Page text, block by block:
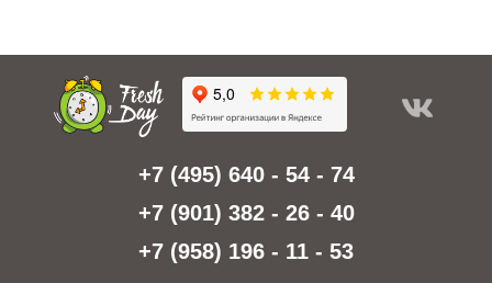
+7 (495) 640 - 54 - 74
+7 (901) 382 - 26 - 40
+7 (958) 196 - 11 - 53